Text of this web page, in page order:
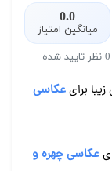
0.0
میانگین امتیاز
0 نظر تایید شده
برایعکاسی
عکاسی چهره و